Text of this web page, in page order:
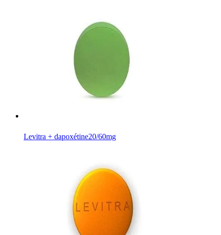
Levitra + dapoxétine20/60mg